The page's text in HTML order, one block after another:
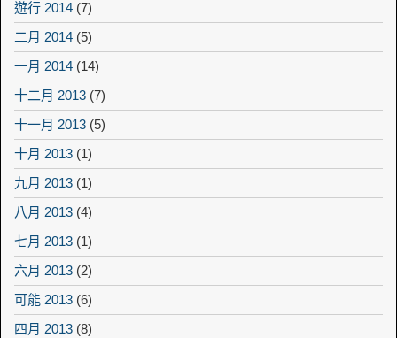
遊行 2014 (7)
二月 2014 (5)
一月 2014 (14)
十二月 2013 (7)
十一月 2013 (5)
十月 2013 (1)
九月 2013 (1)
八月 2013 (4)
七月 2013 (1)
六月 2013 (2)
可能 2013 (6)
四月 2013 (8)